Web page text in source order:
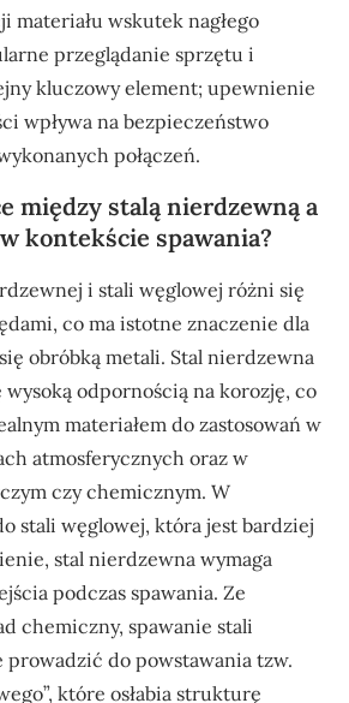
materiału wskutek nagłego
przeglądanie sprzętu i
kluczowy element; upewnienie
wpływa na bezpieczeństwo
połączeń.
między stalą nierdzewną a
kontekście spawania?
i stali węglowej różni się
co ma istotne znaczenie dla
obróbką metali. Stal nierdzewna
odpornością na korozję, co
materiałem do zastosowań w
atmosferycznych oraz w
czy chemicznym. W
stali węglowej, która jest bardziej
stal nierdzewna wymaga
podczas spawania. Ze
chemiczny, spawanie stali
do powstawania tzw.
które osłabia strukturę